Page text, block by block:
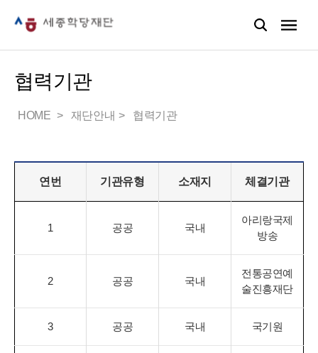
협력기관
HOME 재단안내 협력기관
연번 기관유형 소재지 체결기관
1 공공 국내
아리랑국제
방송
2 공공 국내
전통공연예
술진흥재단
3 공공 국내 국기원